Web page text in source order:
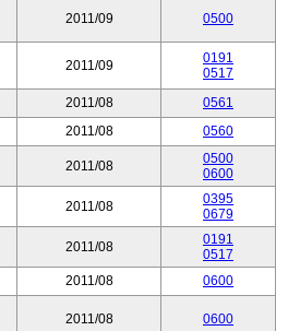
2011/09 0500
2011/09
0191
0517
2011/08
0561
2011/08 0560
2011/08
0500
0600
2011/08
0395
0679
2011/08
0191
0517
2011/08
0600
2011/08 0600